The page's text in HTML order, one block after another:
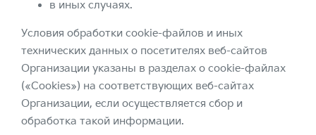
в иных случаях.
Условия обработки cookie-файлов и иных
технических данных о посетителях веб-сайтов
Организации указаны в разделах о cookie-файлах
(«Cookies») на соответствующих веб-сайтах
Организации, если осуществляется сбор и
обработка такой информации.